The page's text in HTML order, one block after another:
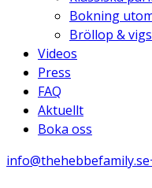
Bokning
Bröllop &
Videos
Press
FAQ
Aktuellt
Boka oss
info@thehebbefamily.se